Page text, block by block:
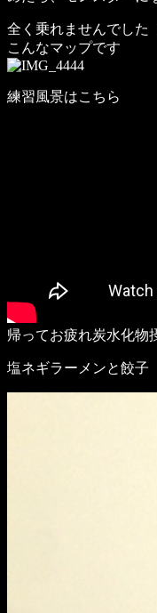
全く乗れませんでした
こんなマップです
練習風景はこちら
帰ってお疲れ炭水化物
塩ネギラーメンと餃子